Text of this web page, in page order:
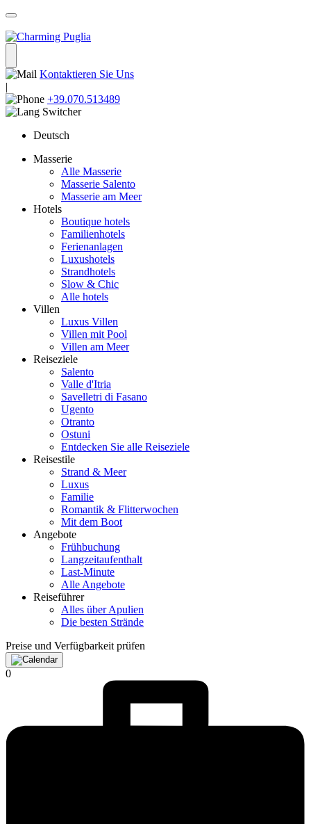
Kontaktieren Sie Uns
|
+39.070.513489
Deutsch
Masserie
Alle Masserie
Masserie Salento
Masserie am Meer
Hotels
Boutique hotels
Familienhotels
Ferienanlagen
Luxushotels
Strandhotels
Slow & Chic
Alle hotels
Villen
Luxus Villen
Villen mit Pool
Villen am Meer
Reiseziele
Salento
Valle d'Itria
Savelletri di Fasano
Ugento
Otranto
Ostuni
Entdecken Sie alle Reiseziele
Reisestile
Strand & Meer
Luxus
Familie
Romantik & Flitterwochen
Mit dem Boot
Angebote
Frühbuchung
Langzeitaufenthalt
Last-Minute
Alle Angebote
Reiseführer
Alles über Apulien
Die besten Strände
Preise und Verfügbarkeit prüfen
0